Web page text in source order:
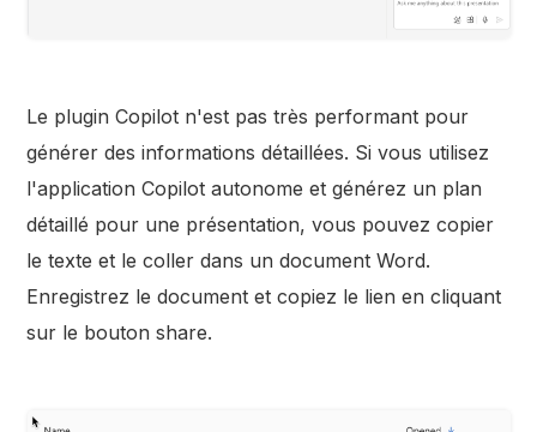
Le plugin Copilot n'est pas très performant pour
générer des informations détaillées. Si vous utilisez
l'application Copilot autonome et générez un plan
détaillé pour une présentation, vous pouvez copier
le texte et le coller dans un document Word.
Enregistrez le document et copiez le lien en cliquant
sur le bouton share.